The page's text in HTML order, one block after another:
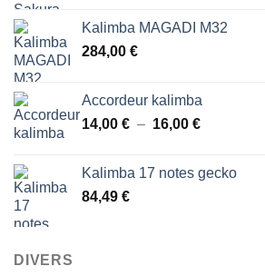
43,00 €
Kalimba MAGADI M32
284,00 €
Accordeur kalimba
14,00 € – 16,00 €Plage
14,00 €
Kalimba 17 notes gecko
84,49 €
DIVERS